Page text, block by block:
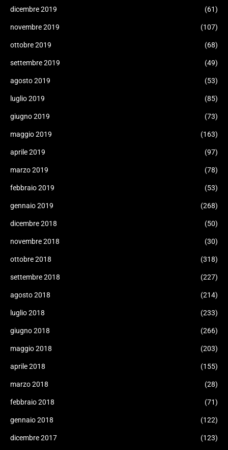
dicembre 2019 (61)
novembre 2019 (107)
ottobre 2019 (68)
settembre 2019 (49)
agosto 2019 (53)
luglio 2019 (85)
giugno 2019 (73)
maggio 2019 (163)
aprile 2019 (97)
marzo 2019 (78)
febbraio 2019 (53)
gennaio 2019 (268)
dicembre 2018 (50)
novembre 2018 (30)
ottobre 2018 (318)
settembre 2018 (227)
agosto 2018 (214)
luglio 2018 (233)
giugno 2018 (266)
maggio 2018 (203)
aprile 2018 (155)
marzo 2018 (28)
febbraio 2018 (71)
gennaio 2018 (122)
dicembre 2017 (123)